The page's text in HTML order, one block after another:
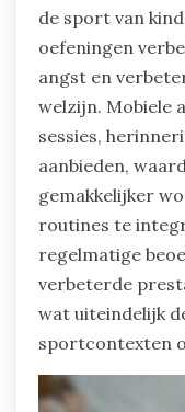
de sport van
oefeningen
angst en
welzijn. Mobiele
sessies,
aanbieden,
gemakkelijker
routines te
regelmatige
verbeterde
wat uiteindelijk
sportcontexten